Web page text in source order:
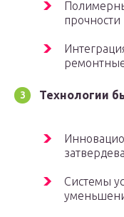
прочности
Технологии
Системы